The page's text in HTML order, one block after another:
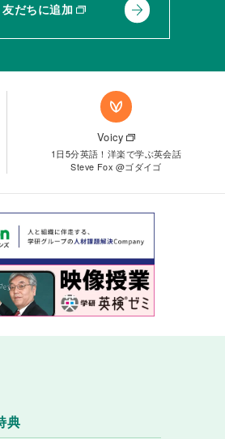
友だちに追加
Voicy
1日5分英語！洋楽で学ぶ英会話
Steve Fox @ゴダイゴ
典